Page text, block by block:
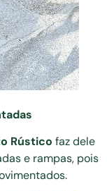
Rústico faz dele
e rampas, pois